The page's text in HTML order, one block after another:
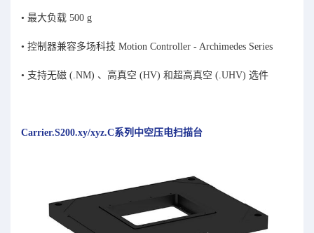
• 最大负载 500 g
• 控制器兼容多场科技 Motion Controller - Archimedes Series
• 支持无磁 (.NM) 、高真空 (HV) 和超高真空 (.UHV) 选件
Carrier.S200.xy/xyz.C系列中空压电扫描台